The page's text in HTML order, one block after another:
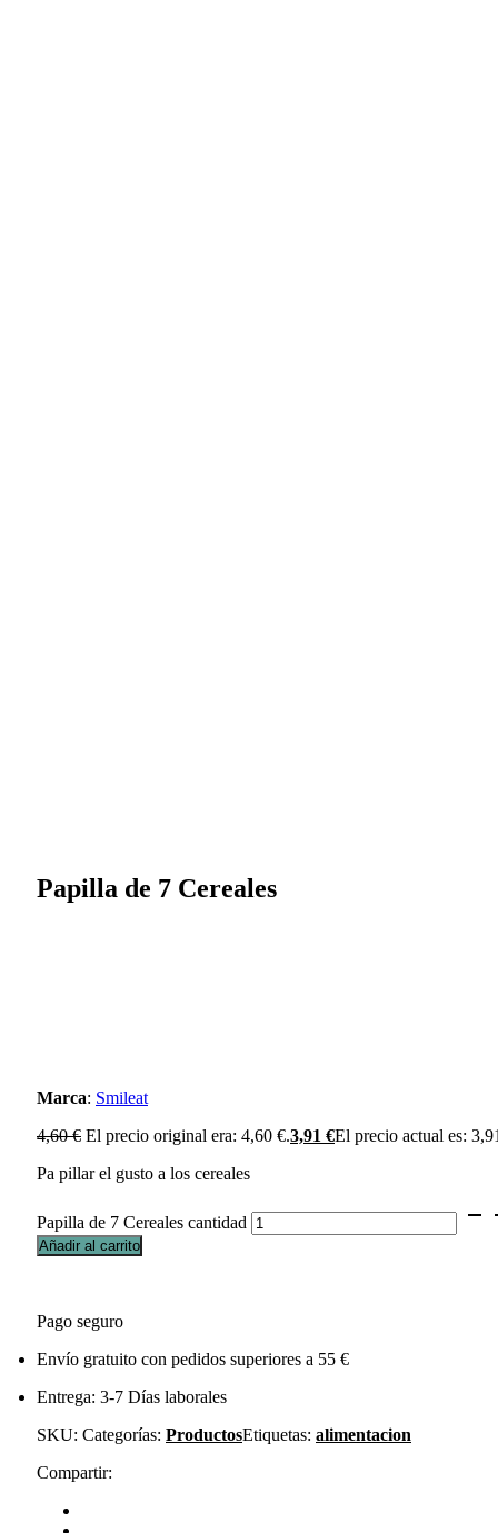
Papilla de 7 Cereales
Marca: Smileat
4,60€ El precio original era: 4,60 €.3,91 €El precio actual es:
Pa pillar el gusto a los cereales
Papilla de 7 Cereales cantidad
Añadir al carrito
Pago seguro
Envío gratuito con pedidos superiores a 55 €
Entrega: 3-7 Días laborales
SKU: Categorías: ProductosEtiquetas: alimentacion
Compartir: